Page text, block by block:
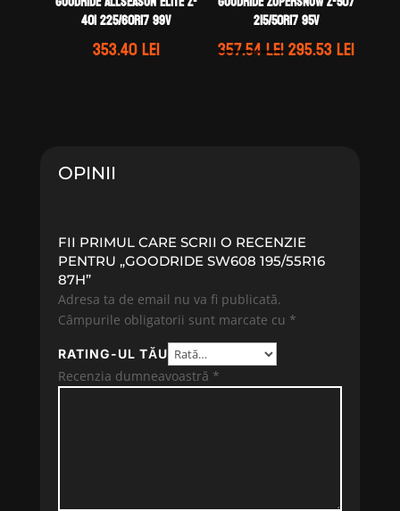
401 225/60R17 99V
353.40lei
215/50R17 95V
357.54leiPrețul
295.53leiPrețul
OPINII
FII PRIMUL CARE SCRII O RECENZIE
PENTRU „GOODRIDE SW608 195/55R16
87H”
Adresa ta de email nu va fi publicată.
Câmpurile obligatorii sunt marcate cu *
RATING-UL TĂU
Recenzia dumneavoastră *